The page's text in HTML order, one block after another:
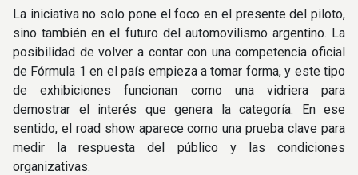
La iniciativa no solo pone el foco en el presente del piloto,
sino también en el futuro del automovilismo argentino. La
posibilidad de volver a contar con una competencia oficial
de Fórmula 1 en el país empieza a tomar forma, y este tipo
de exhibiciones funcionan como una vidriera para
demostrar el interés que genera la categoría. En ese
sentido, el road show aparece como una prueba clave para
medir la respuesta del público y las condiciones
organizativas.